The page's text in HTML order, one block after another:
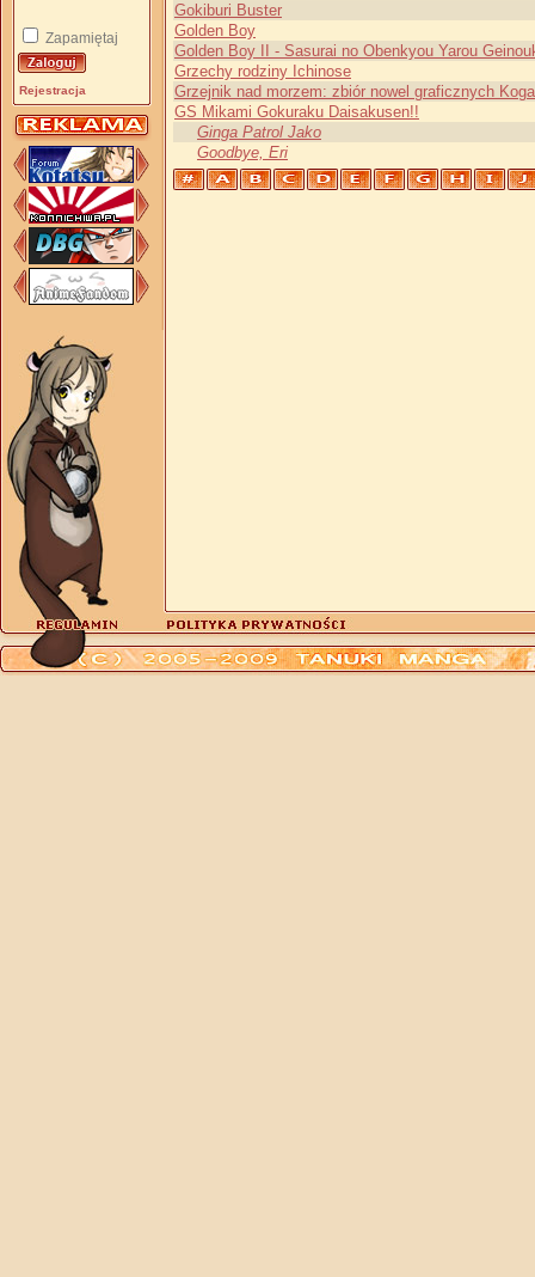
Zapamiętaj
Rejestracja
Gokiburi Buster
Golden Boy
Golden Boy II - Sasurai no Obenkyou Yarou
Grzechy rodziny Ichinose
Grzejnik nad morzem: zbiór nowel graficznych
GS Mikami Gokuraku Daisakusen!!
Ginga Patrol Jako
Goodbye, Eri